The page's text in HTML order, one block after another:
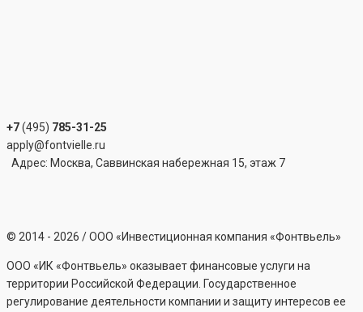
+7(495) 785-31-25
apply@fontvielle.ru
Адрес: Москва, Саввинская набережная 15, этаж 7
© 2014 - 2026 / ООО «Инвестиционная компания «Фонтвьель»
ООО «ИК «Фонтвьель» оказывает финансовые услуги на
территории Российской Федерации. Государственное
регулирование деятельности компании и защиту интересов ее